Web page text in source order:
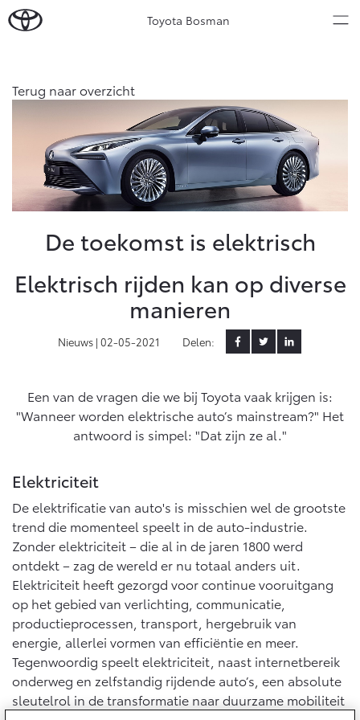
Toyota Bosman
Ons bedrijf
Onze medewerkers
Contact en Route
Vacatures
Aygo X
HYBRIDE
Yaris
HYBRIDE
Vanaf € 27.195,-
Vanaf € 31.895,-
Corolla Hatchback
HYBRIDE
Vanaf € 33.495,-
Corolla Touring Sports
HYBRIDE
Vanaf € 35.495,-
Occasions
Onderhoud op Maat
APK
Airco check
Hybride Zekerheid Controle
Toyota handleidingen
Toyota Service Informatie (SIL)
Schade & Garantie
Toyota Pechhulp
Schade & Glasherstel
10 jaar Toyota garantie
10 jaar batterijgarantie
Wat is Private Lease?
Financieren
Toyota Betaalplan
Oplaadservice
Thuislaadpakketten
Laadpas
Energie en slim laden
Toyota voor de zaak
Leaserijder
ZZP
Wagenparkbeheer
Leasen
Financial Lease
Operational Lease
Werkplaatsafspraak maken
Contact en Route
Schade melden
Plan een proefrit
Vraag een brochure aan
Bekijk de verwachte modellen
Terug naar overzicht
De toekomst is elektrisch
Elektrisch rijden kan op diverse
manieren
Nieuws | 02-05-2021 Delen:
Een van de vragen die we bij Toyota vaak krijgen is:
"Wanneer worden elektrische auto’s mainstream?" Het
antwoord is simpel: "Dat zijn ze al."
Elektriciteit
De elektrificatie van auto's is misschien wel de grootste
trend die momenteel speelt in de auto-industrie.
Zonder elektriciteit – die al in de jaren 1800 werd
ontdekt – zag de wereld er nu totaal anders uit.
Elektriciteit heeft gezorgd voor continue vooruitgang
op het gebied van verlichting, communicatie,
productieprocessen, transport, hergebruik van
energie, allerlei vormen van efficiëntie en meer.
Tegenwoordig speelt elektriciteit, naast internetbereik
onderweg en zelfstandig rijdende auto’s, een absolute
sleutelrol in de transformatie naar duurzame mobiliteit